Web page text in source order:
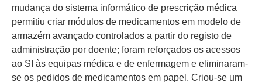
mudança do sistema informático de prescrição médica
permitiu criar módulos de medicamentos em modelo de
armazém avançado controlados a partir do registo de
administração por doente; foram reforçados os acessos
ao SI às equipas médica e de enfermagem e eliminaram-
se os pedidos de medicamentos em papel. Criou-se um